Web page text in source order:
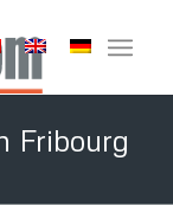
Fribourg